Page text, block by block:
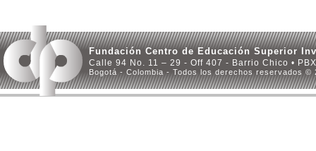
Fundación Centro de Educación Superior
Calle 94 No. 11 – 29 - Off 407 - Barrio Chico •
Bogotá - Colombia - Todos los derechos reservados ©